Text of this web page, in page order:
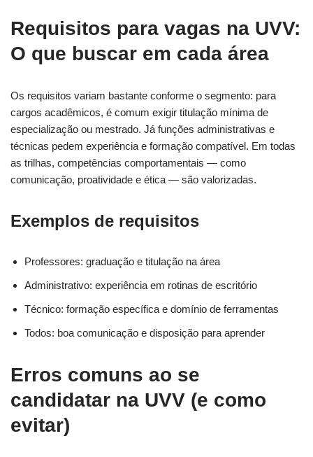
Requisitos para vagas na UVV:
O que buscar em cada área
Os requisitos variam bastante conforme o segmento: para
cargos acadêmicos, é comum exigir titulação mínima de
especialização ou mestrado. Já funções administrativas e
técnicas pedem experiência e formação compatível. Em todas
as trilhas, competências comportamentais — como
comunicação, proatividade e ética — são valorizadas.
Exemplos de requisitos
Professores: graduação e titulação na área
Administrativo: experiência em rotinas de escritório
Técnico: formação específica e domínio de ferramentas
Todos: boa comunicação e disposição para aprender
Erros comuns ao se
candidatar na UVV (e como
evitar)